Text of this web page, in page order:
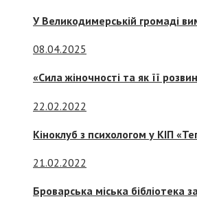
У Великодимерській громаді
08.04.2025
«Сила жіночності та як її
22.02.2022
Кіноклуб з психологом у КІП
21.02.2022
Броварська міська